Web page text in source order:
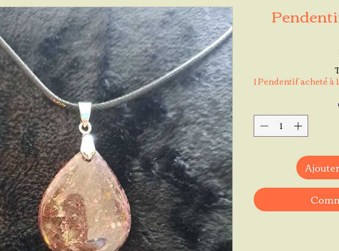
1 Pendentif acheté à